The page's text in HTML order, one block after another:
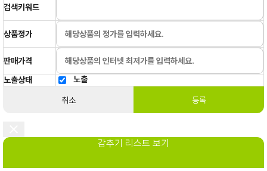
검색키워드
상품정가
판매가격
노출상태
노출
취소 등록
감추기 리스트 보기